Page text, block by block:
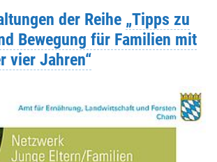
der Reihe „Tipps zu
Bewegung für Familien mit
vier Jahren“